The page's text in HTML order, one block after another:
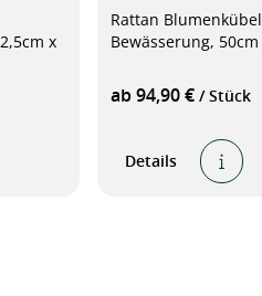
x
Rattan
Bewässerung,
ab 94,90 € / Stück
Details